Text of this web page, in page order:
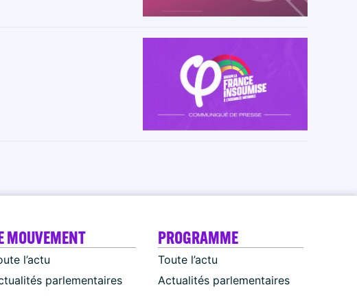
MOUVEMENT
l’actu
parlementaires
PROGRAMME
Toute l’actu
Actualités parlementaires